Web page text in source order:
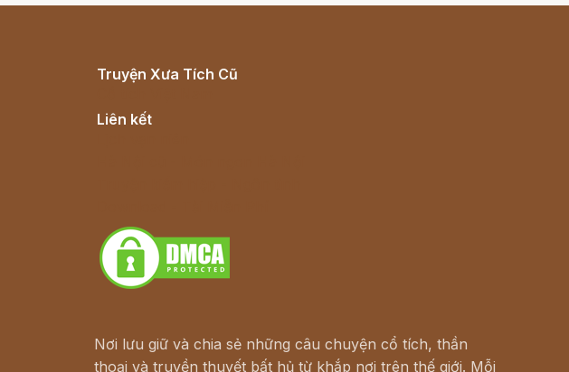
Truyện Xưa Tích Cũ
Liên kết
Nơi lưu giữ và chia sẻ những câu chuyện cổ tích, thần
thoại và truyền thuyết bất hủ từ khắp nơi trên thế giới. Mỗi